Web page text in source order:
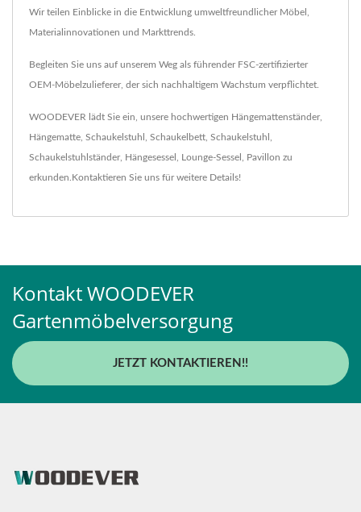
Wir teilen Einblicke in die Entwicklung umweltfreundlicher Möbel,
Materialinnovationen und Markttrends.
Begleiten Sie uns auf unserem Weg als führender FSC-zertifizierter
OEM-Möbelzulieferer, der sich nachhaltigem Wachstum verpflichtet.
WOODEVER lädt Sie ein, unsere hochwertigen Hängemattenständer,
Hängematte Schaukelstuhl Schaukelbett Schaukelstuhl
Schaukelstuhlständer, Hängesessel Lounge-Sessel Pavillon zu
erkunden. Kontaktieren Sie uns für weitere Details!
Kontakt WOODEVER
Gartenmöbelversorgung
JETZT KONTAKTIEREN!!